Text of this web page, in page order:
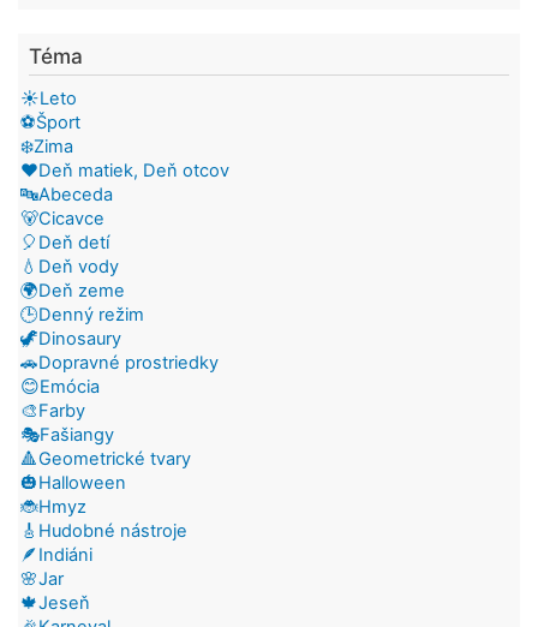
Téma
☀️Leto
⚽Šport
❄️Zima
❤️Deň matiek, Deň otcov
🔤Abeceda
🐻Cicavce
🎈Deň detí
💧Deň vody
🌍Deň zeme
🕒Denný režim
🦖Dinosaury
🚗Dopravné prostriedky
😊Emócia
🎨Farby
🎭Fašiangy
🔺Geometrické tvary
🎃Halloween
🐞Hmyz
🎸Hudobné nástroje
🪶Indiáni
🌸Jar
🍁Jeseň